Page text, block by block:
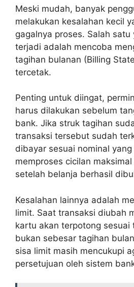
Meski mudah, banyak
melakukan kesalahan kecil
gagalnya proses. Salah satu
terjadi adalah mencoba
tagihan bulanan (Billing
tercetak.
Penting untuk diingat,
harus dilakukan sebelum
bank. Jika struk tagihan
transaksi tersebut sudah
dibayar sesuai nominal
memproses cicilan
setelah belanja berhasil
Kesalahan lainnya adalah
limit. Saat transaksi diubah
kartu akan terpotong sesuai
bukan sebesar tagihan
sisa limit masih mencukupi
persetujuan oleh sistem